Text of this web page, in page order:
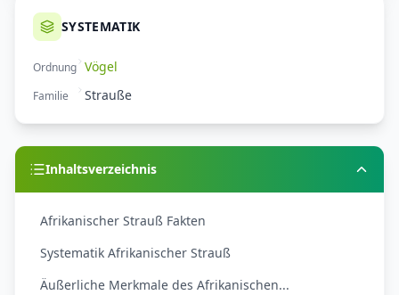
SYSTEMATIK
Ordnung Vögel
Familie Strauße
Inhaltsverzeichnis
Afrikanischer Strauß Fakten
Systematik Afrikanischer Strauß
Äußerliche Merkmale des Afrikanischen...